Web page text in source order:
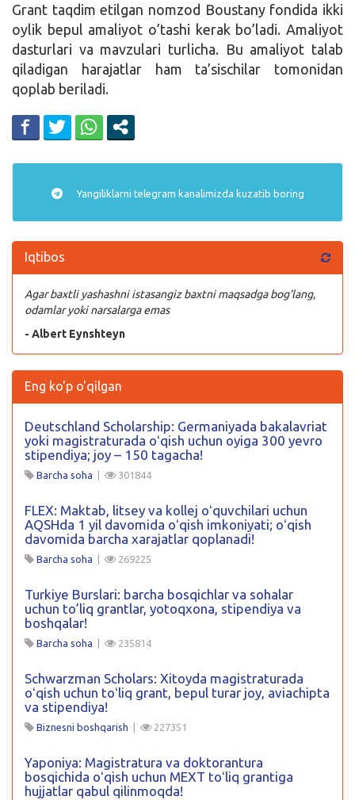
Grant taqdim etilgan nomzod Boustany fondida ikki
oylik bepul amaliyot o’tashi kerak bo’ladi. Amaliyot
dasturlari va mavzulari turlicha. Bu amaliyot talab
qiladigan harajatlar ham ta’sischilar tomonidan
qoplab beriladi.
Yangiliklarni telegram kanalimizda kuzatib boring
Iqtibos
Agar baxtli yashashni istasangiz baxtni maqsadga bog’lang,
odamlar yoki narsalarga emas
- Albert Eynshteyn
Eng ko'p o'qilgan
Deutschland Scholarship: Germaniyada bakalavriat
yoki magistraturada oʻqish uchun oyiga 300 yevro
stipendiya; joy – 150 tagacha!
Barcha soha | 301844
FLEX: Maktab, litsey va kollej oʻquvchilari uchun
AQSHda 1 yil davomida oʻqish imkoniyati; oʻqish
davomida barcha xarajatlar qoplanadi!
Barcha soha | 269225
Turkiye Burslari: barcha bosqichlar va sohalar
uchun to’liq grantlar, yotoqxona, stipendiya va
boshqalar!
Barcha soha | 235814
Schwarzman Scholars: Xitoyda magistraturada
oʻqish uchun toʻliq grant, bepul turar joy, aviachipta
va stipendiya!
Biznesni boshqarish | 227351
Yaponiya: Magistratura va doktorantura
bosqichida oʻqish uchun MEXT toʻliq grantiga
hujjatlar qabul qilinmoqda!